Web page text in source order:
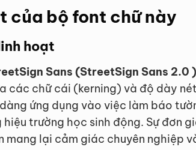
của bộ font chữ này
hoạt
Sans (StreetSign Sans 2.0 )
các chữ cái (kerning) và độ dày
ứng dụng vào việc làm báo
trường học sinh động. Sự đơn
mang lại cảm giác chuyên nghiệp